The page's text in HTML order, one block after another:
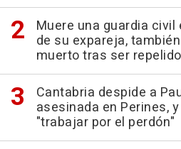
Muere una guardia
de su expareja,
muerto tras ser repelido
Cantabria despide a
asesinada en Perines,
"trabajar por el perdón"